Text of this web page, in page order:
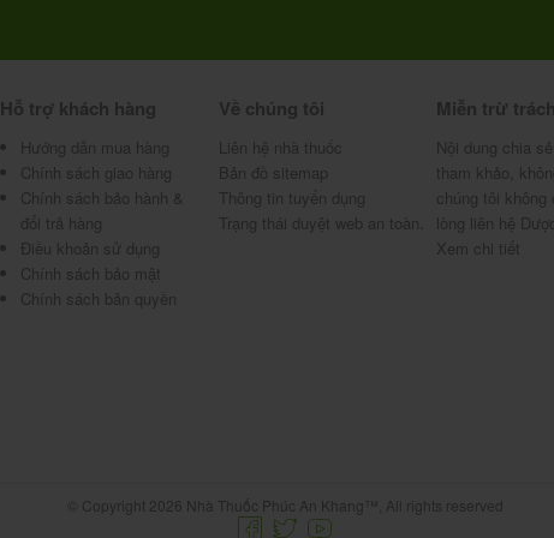
Hỗ trợ khách hàng
Hướng dẫn mua hàng
Chính sách giao hàng
Chính sách bảo hành &
đổi trả hàng
Điều khoản sử dụng
Chính sách bảo mật
Chính sách bản quyền
Về chúng tôi
Liên hệ nhà thuốc
Bản đồ sitemap
Thông tin tuyển dụng
Trạng thái duyệt web an toàn.
Miễn trừ
Nội dung chia
tham khảo,
chúng tôi không
lòng liên hệ
Xem chi tiết
© Copyright 2026 Nhà Thuốc Phúc An Khang™, All rights reserved